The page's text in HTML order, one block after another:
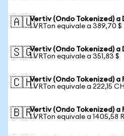
🇦🇺Vertiv (Ondo Tokenized) a
1 VRTon equivale a 389,70 $
🇸🇬Vertiv (Ondo Tokenized) a
1 VRTon equivale a 351,83 $
🇨🇭Vertiv (Ondo Tokenized) a
1 VRTon equivale a 222,15
🇧🇷Vertiv (Ondo Tokenized) a
1 VRTon equivale a 1405,58